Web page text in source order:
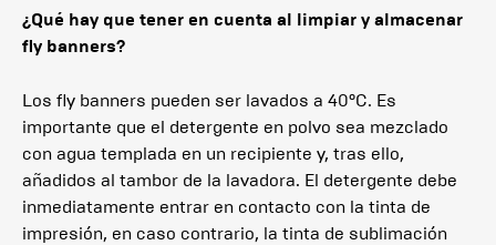
¿Qué hay que tener en cuenta al limpiar y almacenar
fly banners?
Los fly banners pueden ser lavados a 40°C. Es
importante que el detergente en polvo sea mezclado
con agua templada en un recipiente y, tras ello,
añadidos al tambor de la lavadora. El detergente debe
inmediatamente entrar en contacto con la tinta de
impresión, en caso contrario, la tinta de sublimación